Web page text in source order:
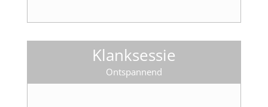
Klanksessie
Ontspannend